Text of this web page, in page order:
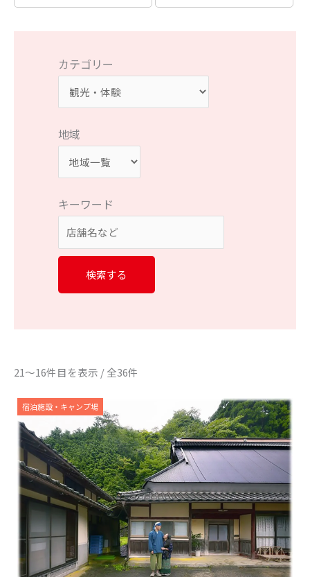
カテゴリー
地域
キーワード
21～16件目を表示 / 全36件
宿泊施設・キャンプ場